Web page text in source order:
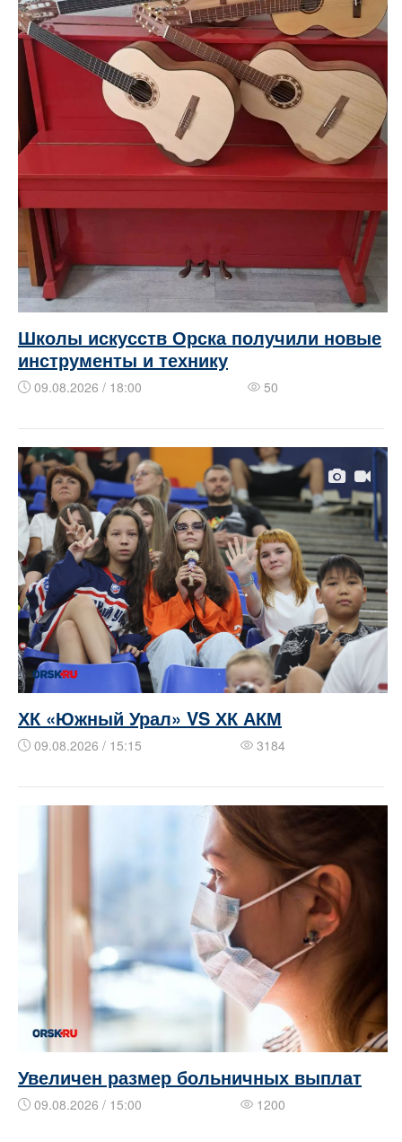
Школы искусств Орска получили новые
инструменты и технику
09.08.2026 / 18:00 50
ХК «Южный Урал» VS ХК АКМ
09.08.2026 / 15:15 3184
Увеличен размер больничных выплат
09.08.2026 / 15:00 1200